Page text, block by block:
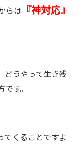
らは 『神対応』
どうやって生き残
す。
てくることですよ